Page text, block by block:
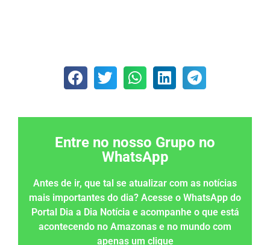
Entre no nosso Grupo no
WhatsApp
Antes de ir, que tal se atualizar com as notícias
mais importantes do dia? Acesse o WhatsApp do
Portal Dia a Dia Notícia e acompanhe o que está
acontecendo no Amazonas e no mundo com
apenas um clique